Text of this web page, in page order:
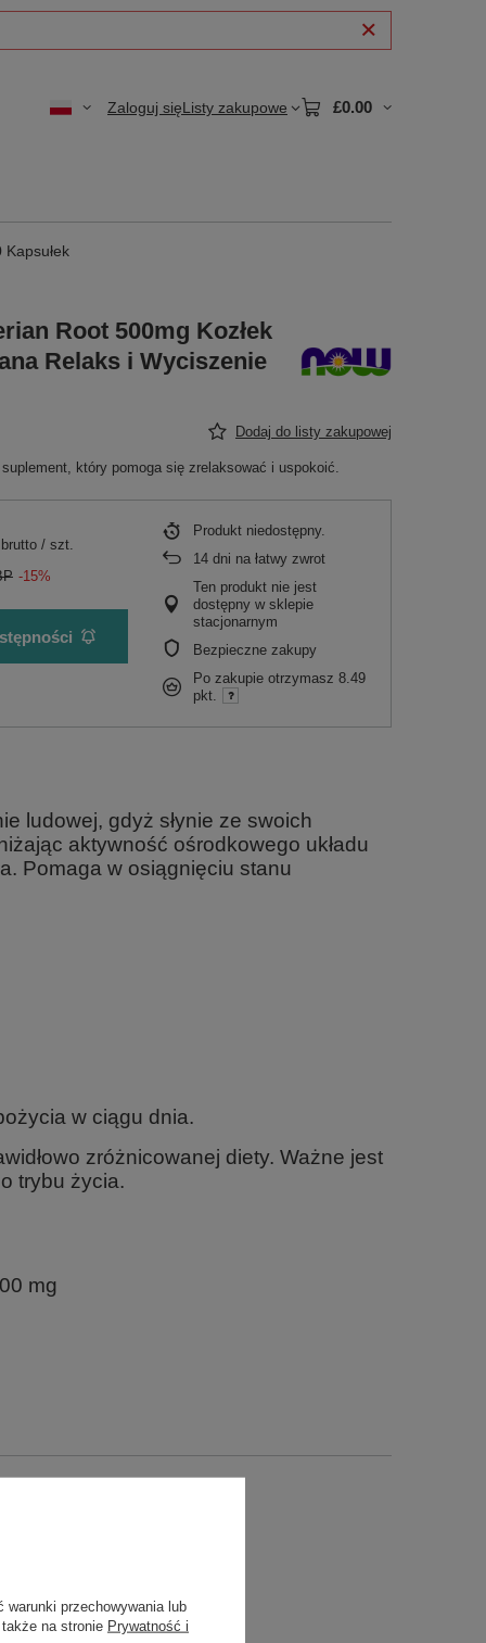
Zaloguj sięListy zakupowe £0.00
Root 500mg Kozłek
Relaks i Wyciszenie
Dodaj do listy zakupowej
który pomoga się zrelaksować i uspokoić.
/ szt.
-15%
Produkt niedostępny
14 dni na łatwy zwrot
Ten produkt nie jest
dostępny w sklepie
stacjonarnym
Bezpieczne zakupy
Po zakupie otrzymasz 8.49
pkt.
ludowej, gdyż słynie ze swoich
aktywność ośrodkowego układu
Pomaga w osiągnięciu stanu
w ciągu dnia.
zróżnicowanej diety. Ważne jest
trybu życia.
mg
warunki przechowywania lub
na stronie Prywatność i